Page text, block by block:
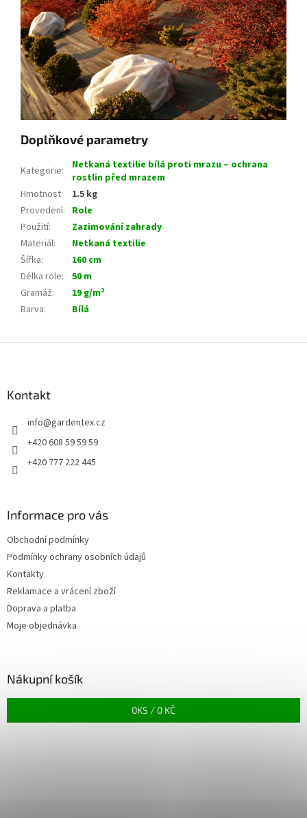
Doplňkové parametry
Kategorie:
Netkaná textilie bílá proti mrazu – ochrana
rostlin před mrazem
Hmotnost:
1.5 kg
Provedení: Role
Použití:
Zazimování zahrady
Materiál:
Netkaná textilie
Šířka:
160 cm
Délka role:
50 m
Gramáž:
19 g/m²
Barva: Bílá
Kontakt
info@gardentex.cz
+420 608 59 59 59
+420 777 222 445
Informace pro vás
Obchodní podmínky
Podmínky ochrany osobních údajů
Kontakty
Reklamace a vrácení zboží
Doprava a platba
Moje objednávka
Nákupní košík
0KS / 0 KČ